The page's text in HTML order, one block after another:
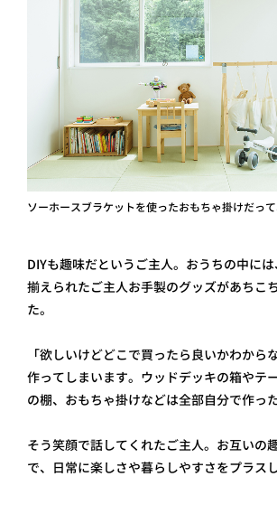
ソーホースブラケットを使ったおもちゃ掛けだって
DIYも趣味だというご主人。おうちの中に
揃えられたご主人お手製のグッズがあちこ
た。
「欲しいけどどこで買ったら良いかわから
作ってしまいます。ウッドデッキの箱やテ
の棚、おもちゃ掛けなどは全部自分で作っ
そう笑顔で話してくれたご主人。お互いの
で、日常に楽しさや暮らしやすさをプラス